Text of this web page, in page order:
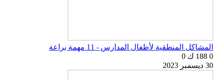
المشاكل المنطقية لأطفال المدارس - 11 مهمة براعة
0 188 ك
0
30 ديسمبر 2023